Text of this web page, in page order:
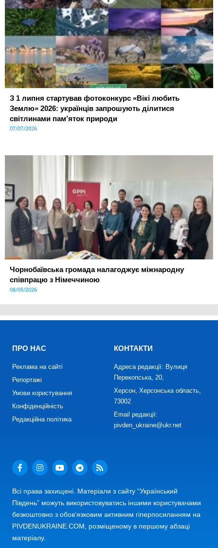
З 1 липня стартував фотоконкурс «Вікі любить
Землю» 2026: українців запрошують ділитися
світлинами пам’яток природи
07/07/2026
Чорнобаївська громада налагоджує міжнародну
співпрацю з Німеччиною
08/05/2026
ПРО НАС
Реклама на сайті
Репортажі
Умови користування
Конфіденційність
Редакційна політика
КОНТАКТИ
Адреса редакції: Вулиця
Перекопська, 20,
Херсон, Херсонська область,
73002
Email редакції:
pivden_ukraine@ukr.net
Всі права захищені. Матеріали з сайту “Український
Південь” можуть використовуватись іншими користувачами
безкоштовно з обов’язковим активним гіперпосиланням на
PIVDENUKRAINE.COM, розміщеному в першому абзаці
матеріалу.